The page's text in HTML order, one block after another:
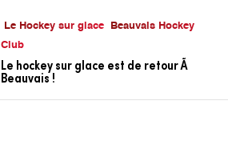
Le Hockey sur glace
Beauvais Hockey
Club
Le hockey sur glace est de retour Ã
Beauvais !